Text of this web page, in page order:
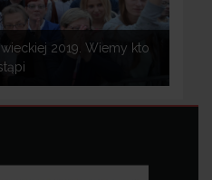
2019. Wiemy kto